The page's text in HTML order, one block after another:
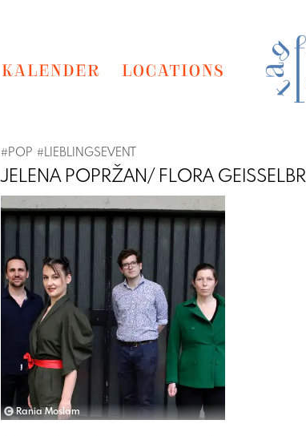
KALENDER LOCATIONS
#POP #LIEBLINGSEVENT
JELENA POPRŽAN/ FLORA
Rania Moslam
Previous Next